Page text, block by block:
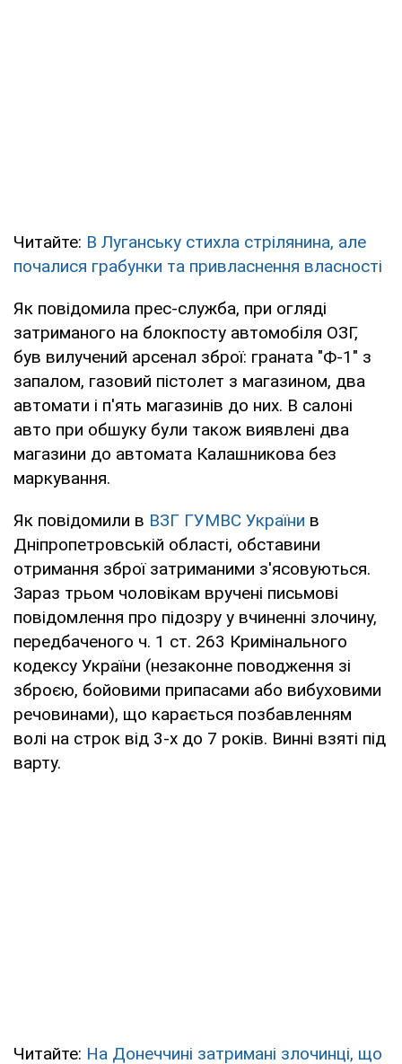
Читайте: В Луганську стихла стрілянина, але
почалися грабунки та привласнення власності
Як повідомила прес-служба, при огляді
затриманого на блокпосту автомобіля ОЗГ,
був вилучений арсенал зброї: граната "Ф-1" з
запалом, газовий пістолет з магазином, два
автомати і п'ять магазинів до них. В салоні
авто при обшуку були також виявлені два
магазини до автомата Калашникова без
маркування.
Як повідомили в ВЗГ ГУМВС України в
Дніпропетровській області, обставини
отримання зброї затриманими з'ясовуються.
Зараз трьом чоловікам вручені письмові
повідомлення про підозру у вчиненні злочину,
передбаченого ч. 1 ст. 263 Кримінального
кодексу України (незаконне поводження зі
зброєю, бойовими припасами або вибуховими
речовинами), що карається позбавленням
волі на строк від 3-х до 7 років. Винні взяті під
варту.
Читайте: На Донеччині затримані злочинці, що